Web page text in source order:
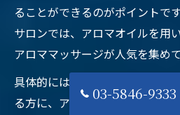
ることができるのがポイントで
サロンでは、アロマオイルを用
アロママッサージが人気を集めて
具体的には、髪のパサつきやハ
る方に、アロマによる保湿成分
03-5846-9333